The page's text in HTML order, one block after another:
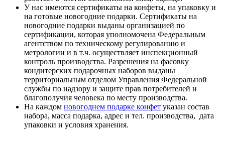
У нас имеются сертификаты на конфеты, на упаковку и
на готовые новогодние подарки. Сертификаты на
новогодние подарки выданы организацией по
сертификации, которая уполномочена Федеральным
агентством по техническому регулированию и
метрологии и в т.ч. осуществляет инспекционный
контроль производства. Разрешения на фасовку
кондитерских подарочных наборов выданы
территориальным отделом Управления Федеральной
службы по надзору и защите прав потребителей и
благополучия человека по месту производства.
На каждом новогоднем подарке конфет указан состав
набора, масса подарка, адрес и тел. производства, дата
упаковки и условия хранения.